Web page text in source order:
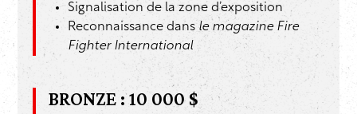
Signalisation de la zone d’exposition
Reconnaissance dans le magazine Fire
Fighter International
BRONZE : 10 000 $